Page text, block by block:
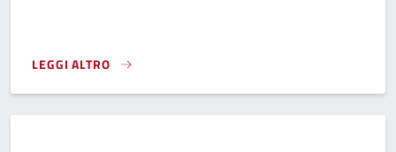
LEGGI ALTRO
CANDIDATURA ALLA BORSA DI STUDIO UGO LUNINI}